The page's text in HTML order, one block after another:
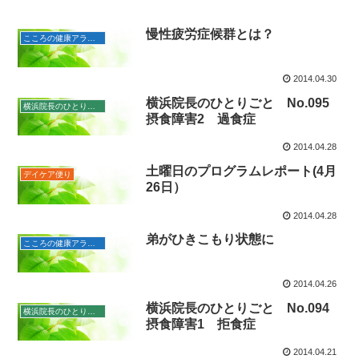
慢性疲労症候群とは？
2014.04.30
横浜院長のひとりごと No.095
摂食障害2 過食症
2014.04.28
デイケア便り
土曜日のプログラムレポート(4月
26日）
2014.04.28
弟がひきこもり状態に
2014.04.26
横浜院長のひとりごと No.094
摂食障害1 拒食症
2014.04.21